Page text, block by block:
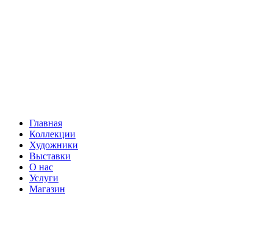
Главная
Коллекции
Художники
Выставки
О нас
Услуги
Магазин